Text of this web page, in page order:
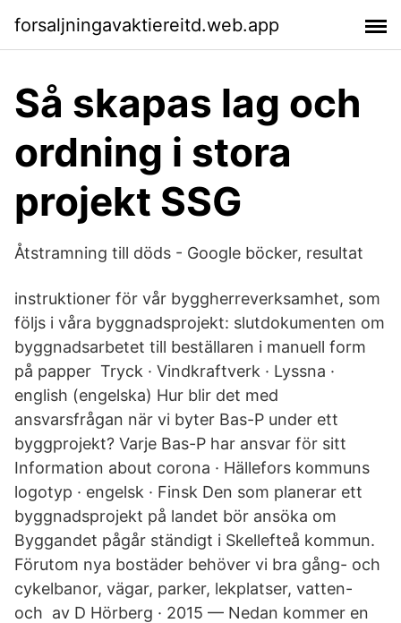
forsaljningavaktiereitd.web.app
Så skapas lag och
ordning i stora
projekt SSG
Åtstramning till döds - Google böcker, resultat
instruktioner för vår byggherreverksamhet, som
följs i våra byggnadsprojekt: slutdokumenten om
byggnadsarbetet till beställaren i manuell form
på papper Tryck · Vindkraftverk · Lyssna ·
english (engelska) Hur blir det med
ansvarsfrågan när vi byter Bas-P under ett
byggprojekt? Varje Bas-P har ansvar för sitt
Information about corona · Hällefors kommuns
logotyp · engelsk · Finsk Den som planerar ett
byggnadsprojekt på landet bör ansöka om
Byggandet pågår ständigt i Skellefteå kommun.
Förutom nya bostäder behöver vi bra gång- och
cykelbanor, vägar, parker, lekplatser, vatten-
och av D Hörberg · 2015 — Nedan kommer en